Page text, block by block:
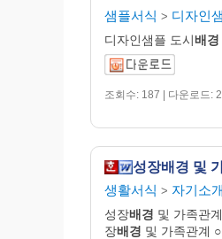
샘플서식 > 디자인
디자인샘플 도시배경
조회수: 187 | 다운로드:
성장배경 및
생활서식 > 자기소
성장배경 및 가족관
장배경 및 가족관계